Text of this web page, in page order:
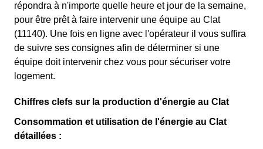
répondra à n'importe quelle heure et jour de la semaine,
pour être prêt à faire intervenir une équipe au Clat
(11140). Une fois en ligne avec l'opérateur il vous suffira
de suivre ses consignes afin de déterminer si une
équipe doit intervenir chez vous pour sécuriser votre
logement.
Chiffres clefs sur la production d'énergie au Clat
Consommation et utilisation de l'énergie au Clat
détaillées :